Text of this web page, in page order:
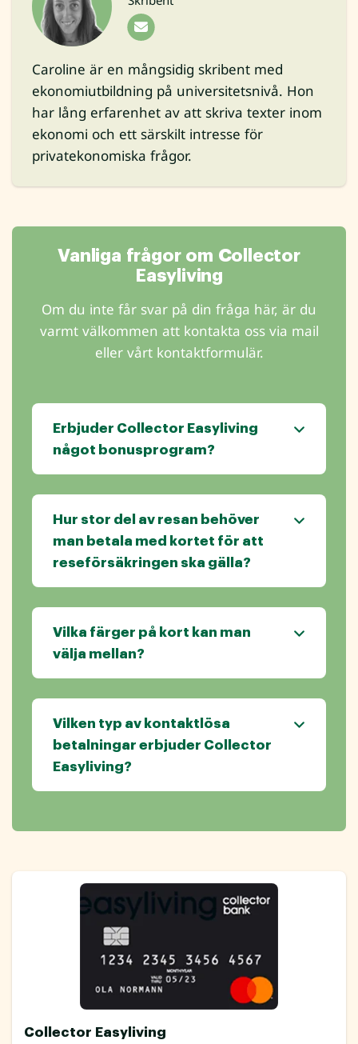
Caroline är en mångsidig skribent med
ekonomiutbildning på universitetsnivå. Hon
har lång erfarenhet av att skriva texter inom
ekonomi och ett särskilt intresse för
privatekonomiska frågor.
Vanliga frågor om Collector
Easyliving
Om du inte får svar på din fråga här, är du
varmt välkommen att kontakta oss via mail
eller vårt kontaktformulär.
Erbjuder Collector Easyliving
något bonusprogram?
Hur stor del av resan behöver
man betala med kortet för att
reseförsäkringen ska gälla?
Vilka färger på kort kan man
välja mellan?
Vilken typ av kontaktlösa
betalningar erbjuder Collector
Easyliving?
Collector Easyliving